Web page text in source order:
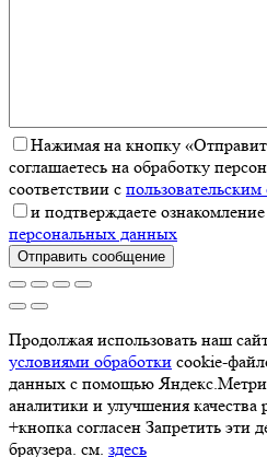
Нажимая на кнопку
соглашаетесь на обработку
соответствии с
и подтверждаете ознакомление
персональных данных
Отправить сообщение
Продолжая использовать наш
условиями обработки cookie-
данных с помощью
аналитики и улучшения качества
+кнопка согласен Запретить эти
браузера. см. здесь